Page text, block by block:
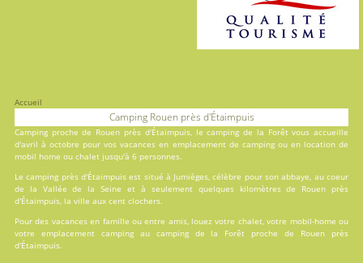
Accueil
Camping Rouen près d'Étaimpuis
Camping proche de Rouen près d'Étaimpuis, lecamping de la Forêtvous accueille
d'avril à octobre pour vos vacances en emplacement de campingou en location de
mobil home ou chalet jusqu'à 6 personnes.
Le camping près d'Étaimpuis est situé à Jumièges, célèbre pour son abbaye, au coeur
de la Vallée de la Seine et à seulement quelques kilomètres de Rouen près
d'Étaimpuis, la ville aux cent clochers.
Pour des vacances en famille ou entre amis, louez votre chalet, votre mobil-home ou
votre emplacement camping au camping de la Forêt proche de Rouen près
d'Étaimpuis.